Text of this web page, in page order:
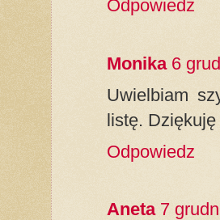
Odpowiedz
Monika 6
Uwielbiam
listę.
Odpowiedz
Aneta 7